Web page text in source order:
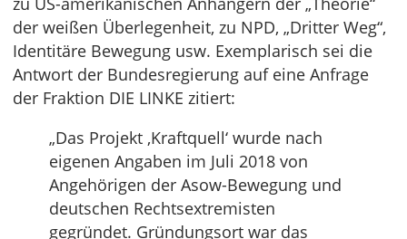
der weißen Überlegenheit, zu NPD, „Dritter Weg“,
Identitäre Bewegung usw. Exemplarisch sei die
Antwort der Bundesregierung auf eine Anfrage
der Fraktion DIE LINKE zitiert:
„Das Projekt ‚Kraftquell‘ wurde nach
eigenen Angaben im Juli 2018 von
Angehörigen der Asow-Bewegung und
deutschen Rechtsextremisten
gegründet. Gründungsort war das